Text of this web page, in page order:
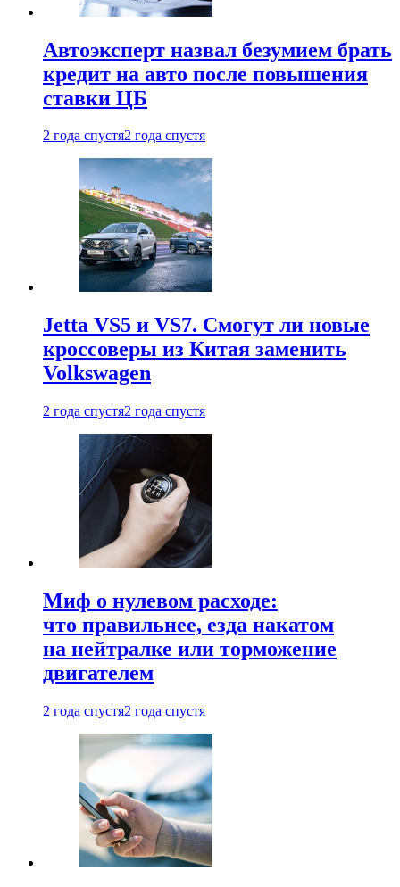
Автоэксперт назвал безумием брать
кредит на авто после повышения
ставки ЦБ
2 года спустя2 года спустя
Jetta VS5 и VS7. Смогут ли новые
кроссоверы из Китая заменить
Volkswagen
2 года спустя2 года спустя
Миф о нулевом расходе:
что правильнее, езда накатом
на нейтралке или торможение
двигателем
2 года спустя2 года спустя